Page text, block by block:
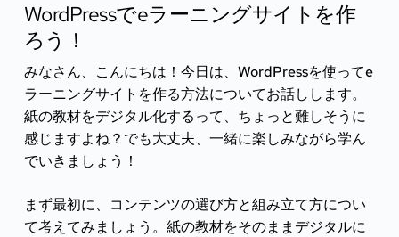
WordPressでeラーニングサイトを作
ろう！
みなさん、こんにちは！今日は、WordPressを使ってe
ラーニングサイトを作る方法についてお話しします。
紙の教材をデジタル化するって、ちょっと難しそうに
感じますよね？でも大丈夫、一緒に楽しみながら学ん
でいきましょう！
まず最初に、コンテンツの選び方と組み立て方につい
て考えてみましょう。紙の教材をそのままデジタルに